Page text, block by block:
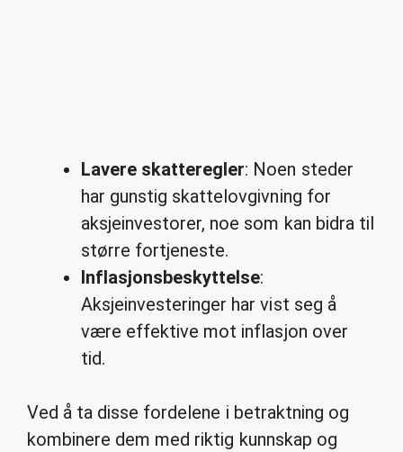
Lavere skatteregler: Noen steder
har gunstig skattelovgivning for
aksjeinvestorer, noe som kan bidra til
større fortjeneste.
Inflasjonsbeskyttelse:
Aksjeinvesteringer har vist seg å
være effektive mot inflasjon over
tid.
Ved å ta disse fordelene i betraktning og
kombinere dem med riktig kunnskap og